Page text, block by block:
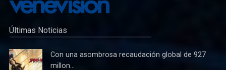
Últimas Noticias
Con una asombrosa recaudación global de 927
millon...